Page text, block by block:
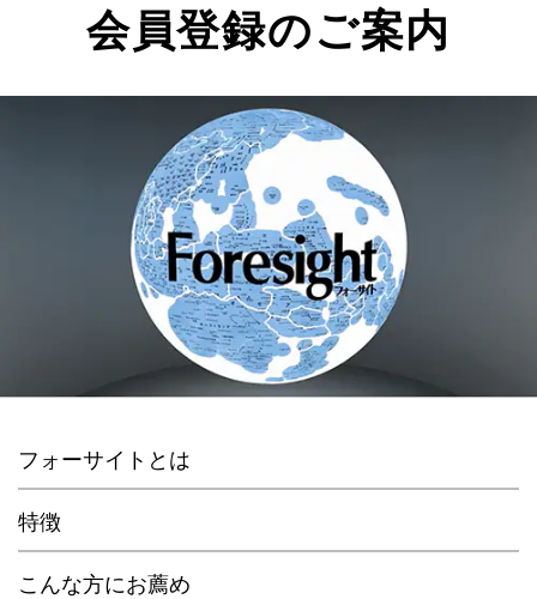
会員登録のご案内
フォーサイトとは
特徴
こんな方にお薦め